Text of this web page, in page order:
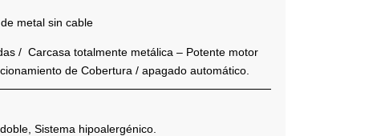
metal sin cable
/ Carcasa totalmente metálica – Potente motor
de Cobertura / apagado automático.
Sistema hipoalergénico.